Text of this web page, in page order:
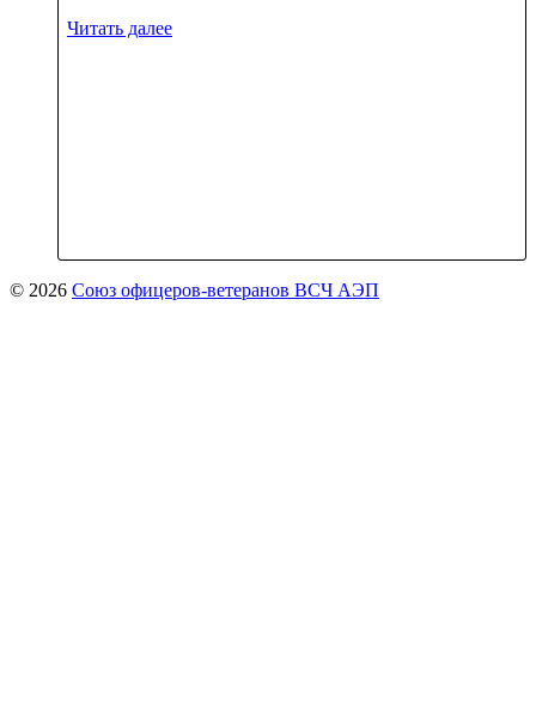
Читать далее
© 2026 Союз офицеров-ветеранов ВСЧ АЭП